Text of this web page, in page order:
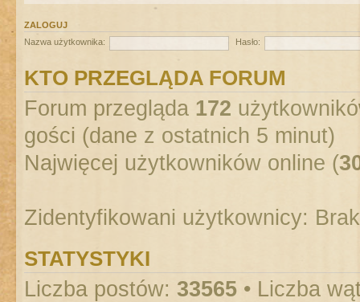
ZALOGUJ
Nazwa użytkownika:
Hasło:
KTO PRZEGLĄDA FORUM
Forum przegląda 172
gości (dane z ostatnich 5 minut)
Najwięcej użytkowników online (
Zidentyfikowani użytkownicy:
STATYSTYKI
Liczba postów: 33565 • Liczba